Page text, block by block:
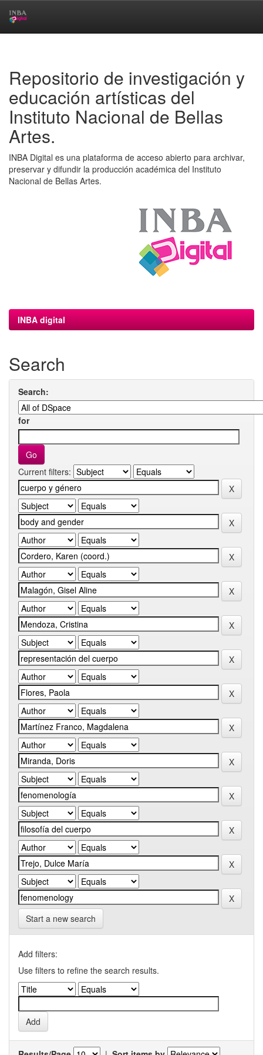
Repositorio de investigación y
educación artísticas del
Instituto Nacional de Bellas
Artes.
INBA Digital es una plataforma de acceso abierto para archivar,
preservar y difundir la producción académica del Instituto
Nacional de Bellas Artes.
INBA digital
Search
Search:
for
Current filters:
Start a new search
Add filters:
Use filters to refine the search results.